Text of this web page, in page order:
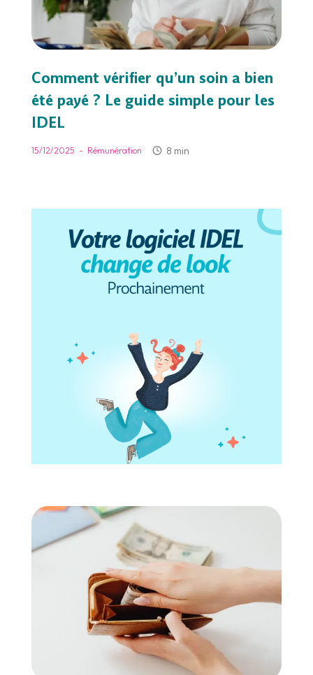
Comment vérifier qu’un soin a bien
été payé ? Le guide simple pour les
IDEL
15/12/2025 - Rémunération 8 min